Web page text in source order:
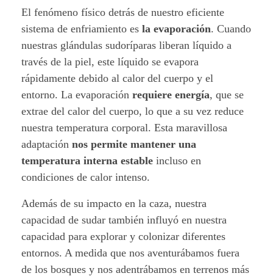
j
a
e
v
o
l
u
t
i
v
a
El fenómeno físico detrás de nuestro eficiente
sistema de enfriamiento es la evaporación. Cuando
nuestras glándulas sudoríparas liberan líquido a
través de la piel, este líquido se evapora
rápidamente debido al calor del cuerpo y el
entorno. La evaporación requiere energía, que se
extrae del calor del cuerpo, lo que a su vez reduce
nuestra temperatura corporal. Esta maravillosa
adaptación nos permite mantener una
temperatura interna estable incluso en
condiciones de calor intenso.
Además de su impacto en la caza, nuestra
capacidad de sudar también influyó en nuestra
capacidad para explorar y colonizar diferentes
entornos. A medida que nos aventurábamos fuera
de los bosques y nos adentrábamos en terrenos más